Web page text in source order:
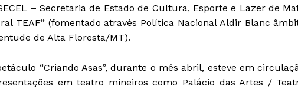
– Secretaria de Estado de Cultura, Esporte e Lazer de
TEAF” (fomentado através Política Nacional Aldir Blanc
de Alta Floresta/MT).
“Criando Asas”, durante o mês abril, esteve em
em teatro mineiros como Palácio das Artes /